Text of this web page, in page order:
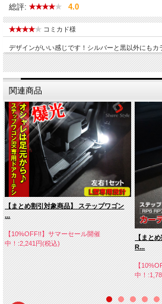
総評: 4.0
コミカド様
デザインがいい感じです！シルバーと黒以外にもカ
関連商品
【まとめ割引対象商品】 ステップワゴン
...
【10%OFF!!】サマーセール開催
中！:2,241円(税込)
【まと
R...
【
中！